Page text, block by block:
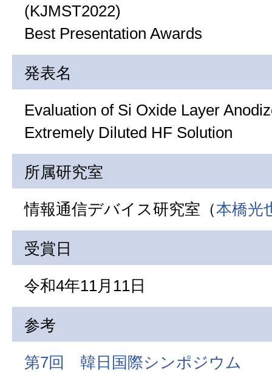
(KJMST2022)
Best Presentation Awards
発表名
Evaluation of Si Oxide Layer
Extremely Diluted HF Solution
所属研究室
情報通信デバイス研究室（本橋光
受賞日
令和4年11月11日
参考
第7回 韓日国際シンポジウム